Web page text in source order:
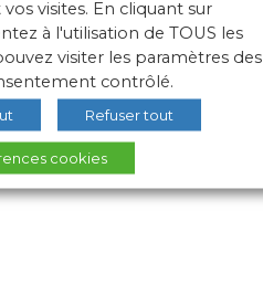
visites. En cliquant sur
à l'utilisation de TOUS les
visiter les paramètres des
contrôlé.
Refuser tout
cookies